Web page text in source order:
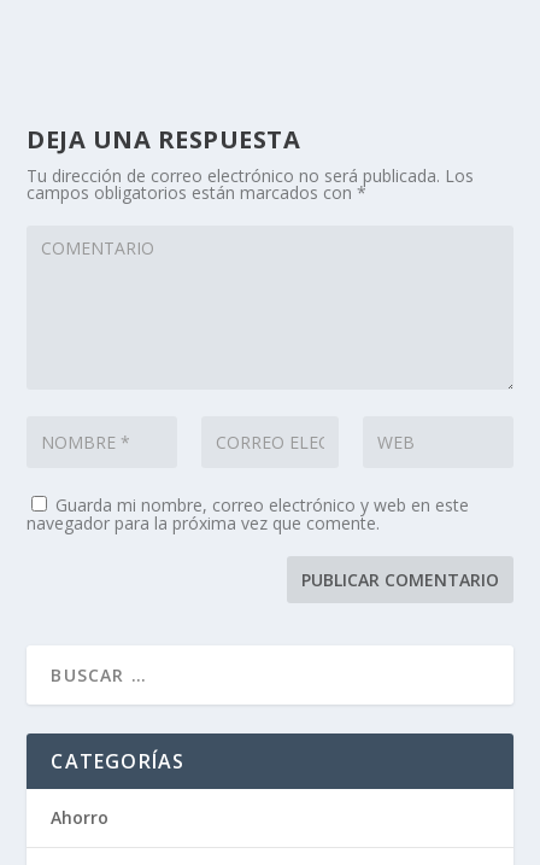
DEJA UNA RESPUESTA
Tu dirección de correo electrónico no será publicada. Los
campos obligatorios están marcados con*
Guarda mi nombre, correo electrónico y web en este
navegador para la próxima vez que comente.
CATEGORÍAS
Ahorro